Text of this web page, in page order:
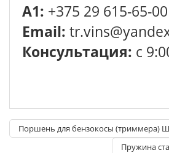
A1: +375 29 615-65-00
Email:
Консультация: с
Поршень для бензокосы (триммера)
Пружина